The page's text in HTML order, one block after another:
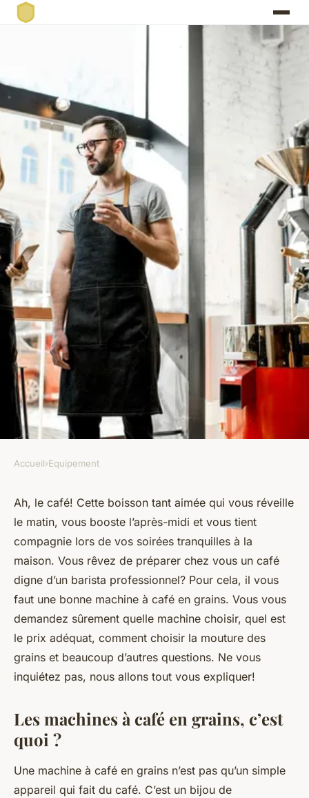
EQUIPEMENT
Quelle machine à café en
grains pour un café de barista
à la maison?
ermenegilde •18 février 2024•7 min de lecture
Accueil›Equipement
Ah, le café! Cette boisson tant aimée qui vous réveille
le matin, vous booste l’après-midi et vous tient
compagnie lors de vos soirées tranquilles à la
maison. Vous rêvez de préparer chez vous un café
digne d’un barista professionnel? Pour cela, il vous
faut une bonne machine à café en grains. Vous vous
demandez sûrement quelle machine choisir, quel est
le prix adéquat, comment choisir la mouture des
grains et beaucoup d’autres questions. Ne vous
inquiétez pas, nous allons tout vous expliquer!
Les machines à café en grains, c’est
quoi ?
Une machine à café en grains n’est pas qu’un simple
appareil qui fait du café. C’est un bijou de